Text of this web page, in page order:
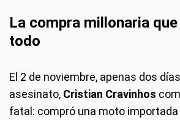
La compra millonaria
todo
El 2 de noviembre, apenas dos
asesinato, Cristian Cravinhos
fatal: compró una moto importada